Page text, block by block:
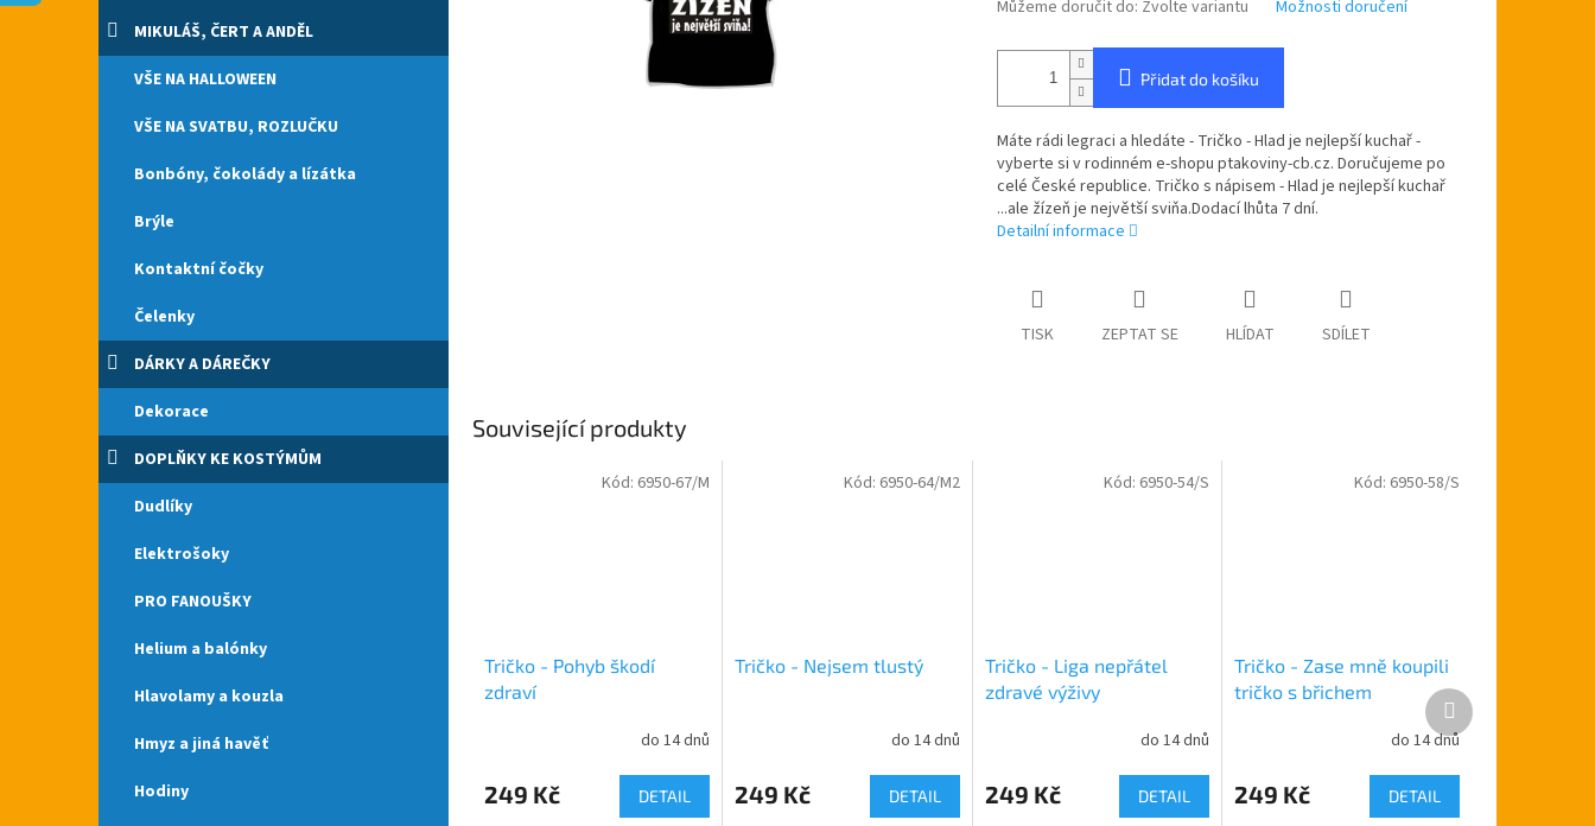
e
l
MIKULÁŠ, ČERT A ANDĚL
VŠE NA HALLOWEEN
VŠE NA SVATBU, ROZLUČKU
Bonbóny, čokolády a lízátka
Brýle
Kontaktní čočky
Čelenky
DÁRKY A DÁREČKY
Dekorace
DOPLŇKY KE KOSTÝMŮM
Dudlíky
Elektrošoky
PRO FANOUŠKY
Helium a balónky
Hlavolamy a kouzla
Hmyz a jiná havěť
Hodiny
Můžeme doručit do: Zvolte variantu Možnosti doručení
Přidat do košíku
Máte rádi legraci a hledáte - Tričko - Hlad je nejlepší kuchař -
vyberte si v rodinném e-shopu ptakoviny-cb.cz. Doručujeme po
celé České republice. Tričko s nápisem - Hlad je nejlepší kuchař
...ale žízeň je největší sviňa.Dodací lhůta 7 dní.
Detailní informace
TISK ZEPTAT SE HLÍDAT SDÍLET
Související produkty
Tričko - Pohyb škodí
zdraví
do 14 dnů
249 Kč DETAIL
Kód: 6950-67/M
Tričko - Nejsem tlustý
do 14 dnů
249 Kč DETAIL
Kód: 6950-64/M2
Tričko - Liga nepřátel
zdravé výživy
do 14 dnů
249 Kč DETAIL
Kód: 6950-54/S
Tričko - Zase mně koupili
tričko s břichem
do 14 dnů
249 Kč DETAIL
Kód: 6950-58/S
Další
produkt